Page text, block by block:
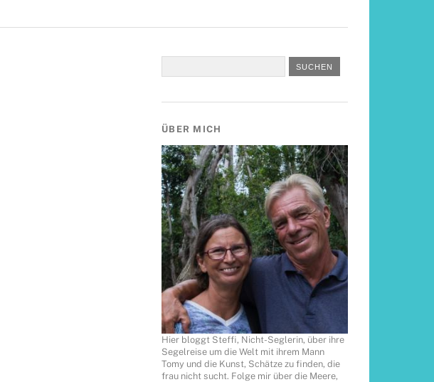
ÜBER MICH
Hier bloggt Steffi, Nicht-Seglerin, über ihre
Segelreise um die Welt mit ihrem Mann
Tomy und die Kunst, Schätze zu finden, die
frau nicht sucht. Folge mir über die Meere,